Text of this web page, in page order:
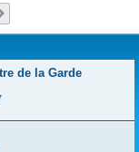
c
de la Garde